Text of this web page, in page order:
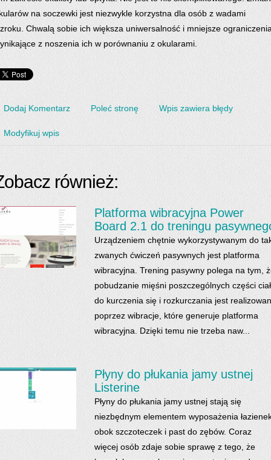
na soczewki jest niezwykle korzystna dla osób z wadami
Chwalą sobie ich większa uniwersalność i mniejsze
z noszenia ich w porównaniu z okularami.
Dodaj Komentarz Poleć stronę Wpis zawiera błędy
Modyfikuj wpis
również:
Platforma wibracyjna Power
Board 2.1 do treningu
Urządzeniem chętnie wykorzystywanym do
zwanych ćwiczeń pasywnych jest platforma
wibracyjna. Trening pasywny polega na tym,
pobudzanie mięśni poszczególnych części
do kurczenia się i rozkurczania jest
poprzez wibracje, które generuje platforma
wibracyjna. Dzięki temu nie trzeba naw...
Płyny do płukania jamy ustnej
Listerine
Płyny do płukania jamy ustnej stają się
niezbędnym elementem wyposażenia
obok szczoteczek i past do zębów. Coraz
więcej osób zdaje sobie sprawę z tego, że